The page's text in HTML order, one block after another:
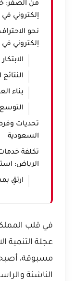
من الصفر:
إلكتروني
نحو
إلكتروني
بناء
التوسع
تحديات
السعودية
تكلفة
الرياض:
ارتقِ
في قلب
عجلة التنمية
مسبوقة،
الناشئة